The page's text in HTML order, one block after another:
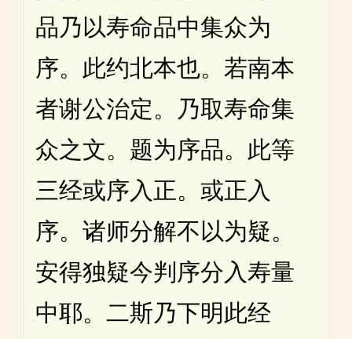
品乃以寿命品中集众为
序。此约北本也。若南本
者谢公治定。乃取寿命集
众之文。题为序品。此等
三经或序入正。或正入
序。诸师分解不以为疑。
安得独疑今判序分入寿量
中耶。二斯乃下明此经